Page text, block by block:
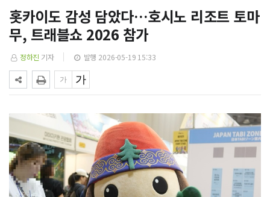
홋카이도 감성 담았다…호시노 리조트 토마
무, 트래블쇼 2026 참가
정하진 기자 발행 2026-05-19 15:33